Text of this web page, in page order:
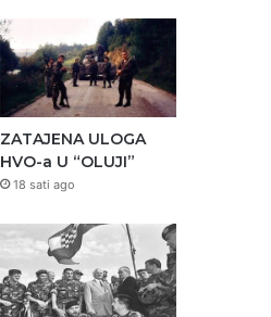
ZATAJENA ULOGA
HVO-a U “OLUJI”
18 sati ago